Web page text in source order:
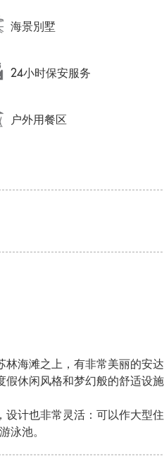
海景別墅
24小时保安服务
户外用餐区
海滩之上，有非常美丽的
休闲风格和梦幻般的舒适设施
计也非常灵活：可以作大
泳池。